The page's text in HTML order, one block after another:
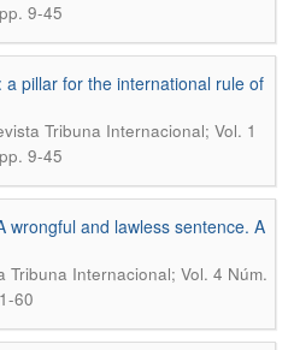
9-45
pillar for the international rule of
Tribuna Internacional; Vol. 1
9-45
wrongful and lawless sentence. A
Tribuna Internacional; Vol. 4 Núm.
60